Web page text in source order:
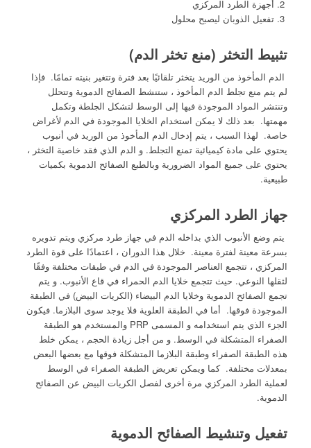
تثبيط التخثر (منع تخثر الدم)
الدم المأخوذ من الوريد يتخثر تلقائيًا بعد فترة وتتغير بنيته تمامًا. فإذا
لم يتم منع تجلط الدم المأخوذ ، ستنشط الصفائح الدموية وتتحلل
وتنتشر المواد الموجودة فيها إلى الوسط لتشكل الجلطة وتكمل
مهمتها. بعد ذلك لا يمكن استخدام الخلايا الموجودة في الدم لأغراض
خاصة. لهذا السبب ، يتم إدخال الدم المأخوذ من الوريد في أنبوب
يحتوي على مادة كيميائية تمنع التجلط. و الدم الذي فقد خاصية التخثر ،
يحتوي على جميع المواد الضرورية وبالطبع الصفائح الدموية بكميات
طبيعية.
جهاز الطرد المركزي
يتم وضع الأنبوب الذي بداخله الدم في جهاز طرد مركزي ويتم تدويره
بسرعة معينة لفترة معينة. خلال هذا الدوران ، اعتمادًا على قوة الطرد
المركزي ، تتجمع العناصر الموجودة في الدم في طبقات مختلفة وفقًا
لثقلها النوعي. حيث تتجمع خلايا الدم الحمراء في قاع الأنبوب. و يتم
تجمع الصفائح الدموية وخلايا الدم البيضاء (الكريات البيض) في الطبقة
الموجودة فوقها. أما في الطبقة العلوية فلا يوجد سوى البلازما. فيكون
الجزء الذي يتم استخدامه و المسمى PRP والمستخدم هو الطبقة
الصفراء المتشكلة في الوسط. و من أجل زيادة الحجم ، يمكن خلط
هذه الطبقة الصفراء وطبقة البلازما المتشكلة فوقها مع بعضها البعض
بمعدلات مختلفة. كما ويمكن تعريض الطبقة الصفراء في الوسط
لعملية الطرد المركزي مرة أخرى لفصل الكريات البيض عن الصفائح
الدموية.
تفعيل وتنشيط الصفائح الدموية